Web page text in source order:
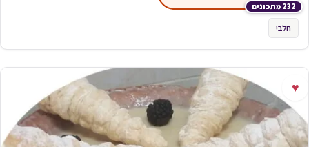
232 מתכונים
חלבי
♥